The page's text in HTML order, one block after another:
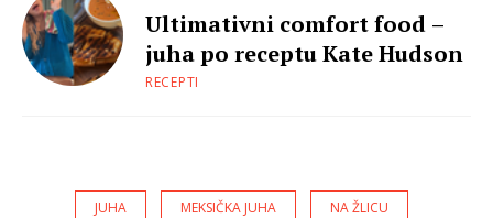
Ultimativni comfort food –
juha po receptu Kate Hudson
RECEPTI
JUHA MEKSIČKA JUHA NA ŽLICU